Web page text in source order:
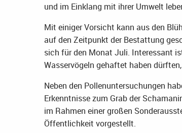
und im Einklang mit ihrer Umwelt
Mit einiger Vorsicht kann aus den
auf den Zeitpunkt der Bestattung
sich für den Monat Juli. Interessant
Wasservögeln gehaftet haben
Neben den Pollenuntersuchungen
Erkenntnisse zum Grab der
im Rahmen einer großen
Öffentlichkeit vorgestellt.